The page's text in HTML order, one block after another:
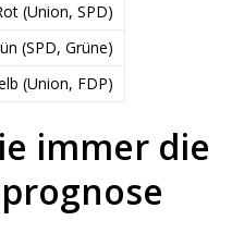
(Union, SPD)
(SPD, Grüne)
(Union, FDP)
immer die